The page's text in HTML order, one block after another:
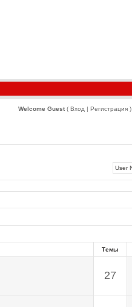
Welcome Guest( Вход | Регистрация )
Темы
27